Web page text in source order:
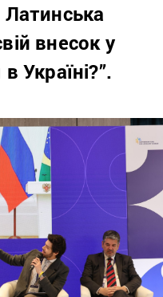
внесок у
Україні?”.